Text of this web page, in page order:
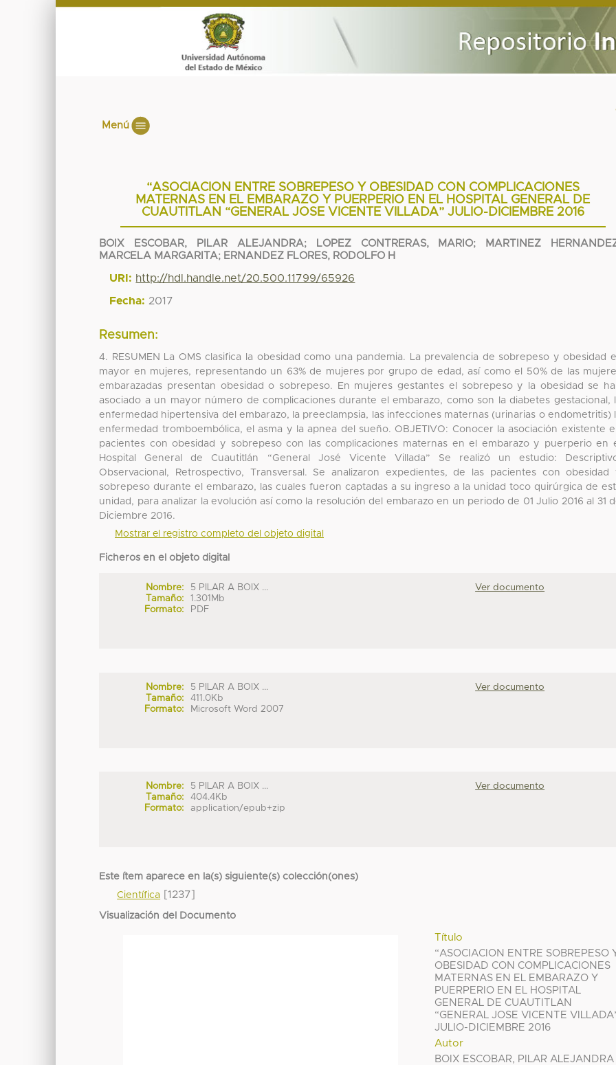
Menú
“ASOCIACION ENTRE SOBREPESO Y OBESIDAD CON COMPLICACIONES
MATERNAS EN EL EMBARAZO Y PUERPERIO EN EL HOSPITAL GENERAL DE
CUAUTITLAN “GENERAL JOSE VICENTE VILLADA” JULIO-DICIEMBRE 2016
BOIX ESCOBAR, PILAR ALEJANDRA; LOPEZ CONTRERAS, MARIO;
MARTINEZ
MARCELA MARGARITA; ERNANDEZ FLORES, RODOLFO H
URI: http://hdl.handle.net/20.500.11799/65926
Fecha: 2017
Resumen:
4. RESUMEN La OMS clasifica la obesidad como una pandemia. La prevalencia de sobrepeso y obesidad
mayor en mujeres, representando un 63% de mujeres por grupo de edad, así como el 50% de las
embarazadas presentan obesidad o sobrepeso. En mujeres gestantes el sobrepeso y la obesidad se
asociado a un mayor número de complicaciones durante el embarazo, como son la diabetes gestacional,
enfermedad hipertensiva del embarazo, la preeclampsia, las infecciones maternas (urinarias o endometritis)
enfermedad tromboembólica, el asma y la apnea del sueño. OBJETIVO: Conocer la asociación existente
pacientes con obesidad y sobrepeso con las complicaciones maternas en el embarazo y puerperio en
Hospital General de Cuautitlán “General José Vicente Villada” Se realizó un estudio:
Observacional, Retrospectivo, Transversal. Se analizaron expedientes, de las pacientes con obesidad
sobrepeso durante el embarazo, las cuales fueron captadas a su ingreso a la unidad toco quirúrgica de
unidad, para analizar la evolución así como la resolución del embarazo en un periodo de 01 Julio 2016 al 31
Diciembre 2016.
Mostrar el registro completo del objeto digital
Ficheros en el objeto digital
Nombre:
5 PILAR A BOIX ...
Tamaño:
1.301Mb
Formato:
PDF
Ver documento
Nombre:
5 PILAR A BOIX ...
Tamaño:
411.0Kb
Formato:
Microsoft Word 2007
Ver documento
Nombre:
5 PILAR A BOIX ...
Tamaño:
404.4Kb
Formato:
application/epub+zip
Ver documento
Este ítem aparece en la(s) siguiente(s) colección(ones)
Científica [1237]
Visualización del Documento
Título
“ASOCIACION ENTRE SOBREPESO
OBESIDAD CON COMPLICACIONES
MATERNAS EN EL EMBARAZO Y
PUERPERIO EN EL HOSPITAL
GENERAL DE CUAUTITLAN
“GENERAL JOSE VICENTE
JULIO-DICIEMBRE 2016
Autor
BOIX ESCOBAR, PILAR ALEJANDRA